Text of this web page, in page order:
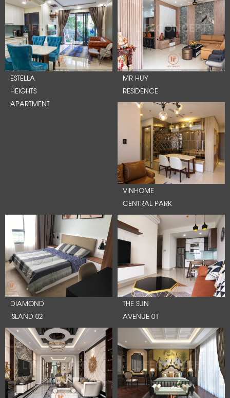
ESTELLA
HEIGHTS
APARTMENT
MR HUY
RESIDENCE
VINHOME
CENTRAL PARK
DIAMOND
ISLAND 02
THE SUN
AVENUE 01